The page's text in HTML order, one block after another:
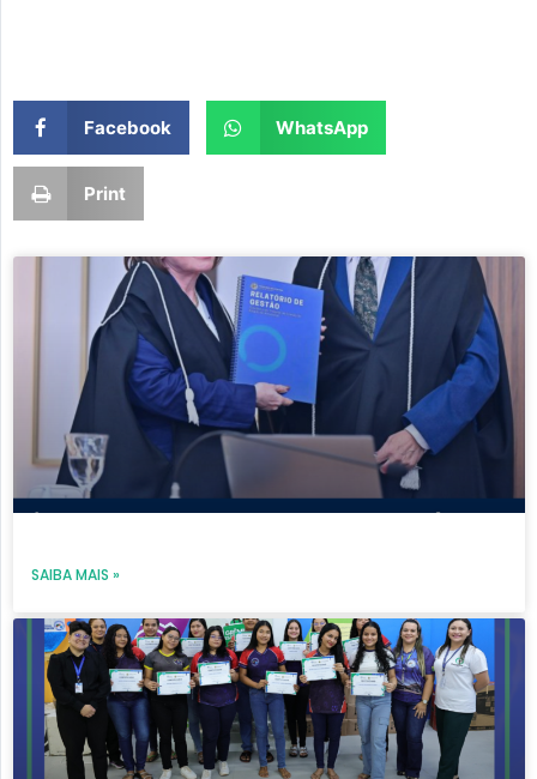
Facebook WhatsApp
Print
SAIBA MAIS »
PagePagePagePagePage